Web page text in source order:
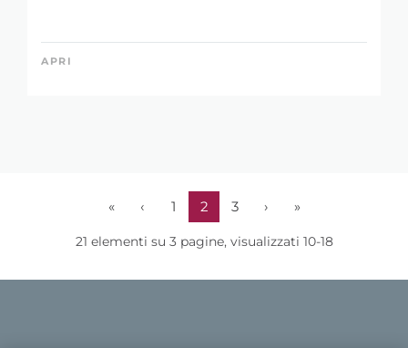
APRI
« ‹ 1 2 3 › »
21 elementi su 3 pagine, visualizzati 10-18